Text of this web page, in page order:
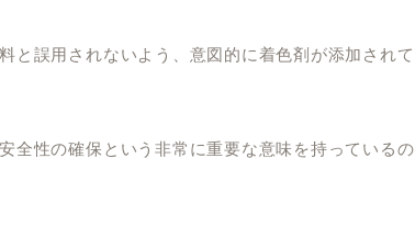
と誤用されないよう、意図的に着色剤が添加されて
全性の確保という非常に重要な意味を持っているの